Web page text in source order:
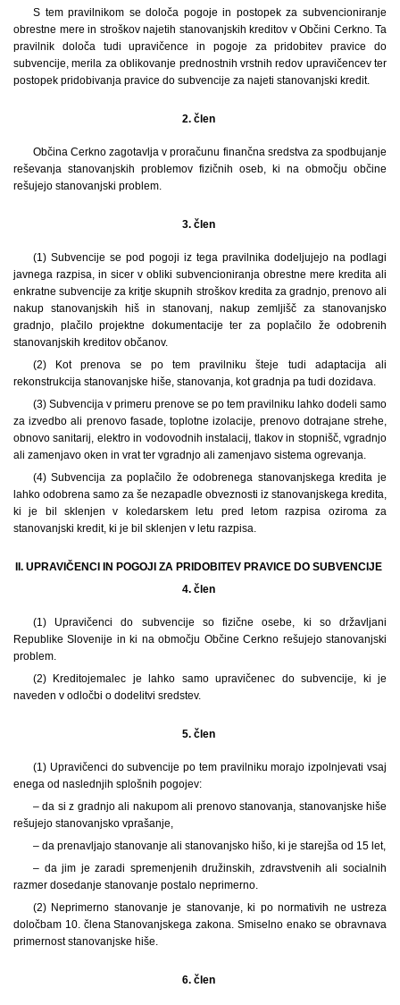
S tem pravilnikom se določa pogoje in postopek za subvencioniranje
obrestne mere in stroškov najetih stanovanjskih kreditov v Občini Cerkno. Ta
pravilnik določa tudi upravičence in pogoje za pridobitev pravice do
subvencije, merila za oblikovanje prednostnih vrstnih redov upravičencev ter
postopek pridobivanja pravice do subvencije za najeti stanovanjski kredit.
2. člen
Občina Cerkno zagotavlja v proračunu finančna sredstva za spodbujanje
reševanja stanovanjskih problemov fizičnih oseb, ki na območju občine
rešujejo stanovanjski problem.
3. člen
(1) Subvencije se pod pogoji iz tega pravilnika dodeljujejo na podlagi
javnega razpisa, in sicer v obliki subvencioniranja obrestne mere kredita ali
enkratne subvencije za kritje skupnih stroškov kredita za gradnjo, prenovo ali
nakup stanovanjskih hiš in stanovanj, nakup zemljišč za stanovanjsko
gradnjo, plačilo projektne dokumentacije ter za poplačilo že odobrenih
stanovanjskih kreditov občanov.
(2) Kot prenova se po tem pravilniku šteje tudi adaptacija ali
rekonstrukcija stanovanjske hiše, stanovanja, kot gradnja pa tudi dozidava.
(3) Subvencija v primeru prenove se po tem pravilniku lahko dodeli samo
za izvedbo ali prenovo fasade, toplotne izolacije, prenovo dotrajane strehe,
obnovo sanitarij, elektro in vodovodnih instalacij, tlakov in stopnišč, vgradnjo
ali zamenjavo oken in vrat ter vgradnjo ali zamenjavo sistema ogrevanja.
(4) Subvencija za poplačilo že odobrenega stanovanjskega kredita je
lahko odobrena samo za še nezapadle obveznosti iz stanovanjskega kredita,
ki je bil sklenjen v koledarskem letu pred letom razpisa oziroma za
stanovanjski kredit, ki je bil sklenjen v letu razpisa.
II. UPRAVIČENCI IN POGOJI ZA PRIDOBITEV PRAVICE DO SUBVENCIJE
4. člen
(1)
Upravičenci do subvencije so fizične osebe, ki so državljani
Republike Slovenije in ki na območju Občine Cerkno rešujejo stanovanjski
problem.
(2) Kreditojemalec je lahko samo upravičenec do subvencije, ki je
naveden v odločbi o dodelitvi sredstev.
5. člen
(1) Upravičenci do subvencije po tem pravilniku morajo izpolnjevati vsaj
enega od naslednjih splošnih pogojev:
– da si z gradnjo ali nakupom ali prenovo stanovanja, stanovanjske hiše
rešujejo stanovanjsko vprašanje,
– da prenavljajo stanovanje ali stanovanjsko hišo, ki je starejša od 15 let,
– da jim je zaradi spremenjenih družinskih, zdravstvenih ali socialnih
razmer dosedanje stanovanje postalo neprimerno.
(2) Neprimerno stanovanje je stanovanje, ki po normativih ne ustreza
določbam 10. člena Stanovanjskega zakona. Smiselno enako se obravnava
primernost stanovanjske hiše.
6. člen